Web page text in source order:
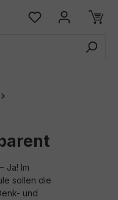
– Ja! Im
sollen die
und